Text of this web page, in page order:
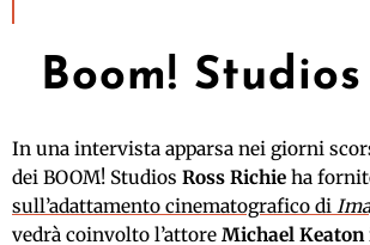
Boom!
In una intervista apparsa nei giorni
dei BOOM! Studios Ross Richie ha
sull’adattamento cinematografico di
vedrà coinvolto l’attore Michael Keaton